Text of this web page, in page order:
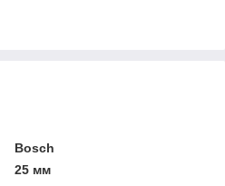
Bosch
25 мм